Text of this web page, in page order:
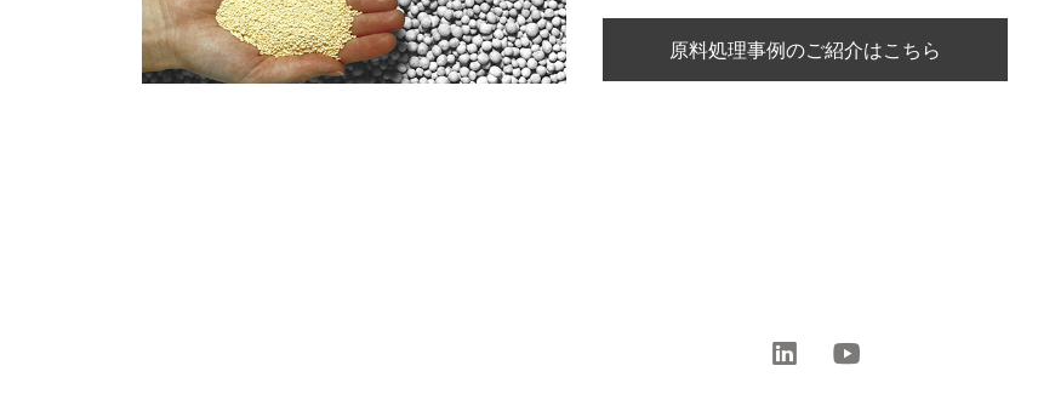
原料処理事例のご紹介はこちら